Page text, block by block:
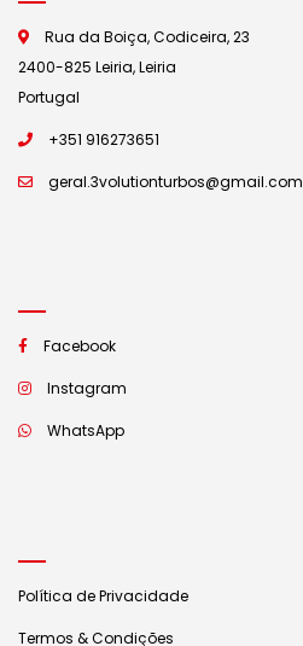
Rua da Boiça, Codiceira, 23
2400-825 Leiria, Leiria
Portugal
+351 916273651
geral.3volutionturbos@gmail.com
Facebook
Instagram
WhatsApp
Política de Privacidade
Termos & Condições